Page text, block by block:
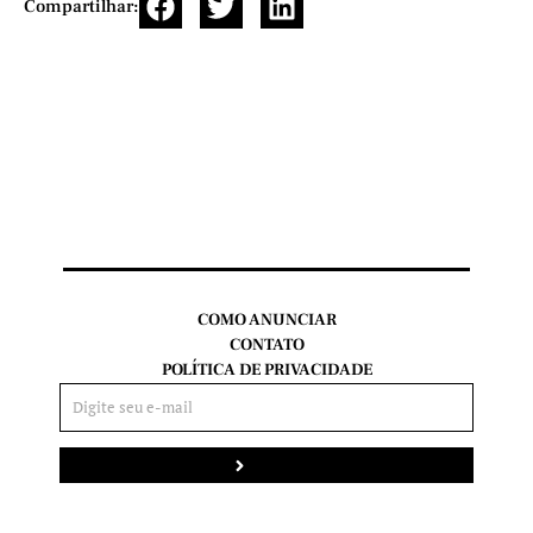
Compartilhar:
COMO ANUNCIAR
CONTATO
POLÍTICA DE PRIVACIDADE